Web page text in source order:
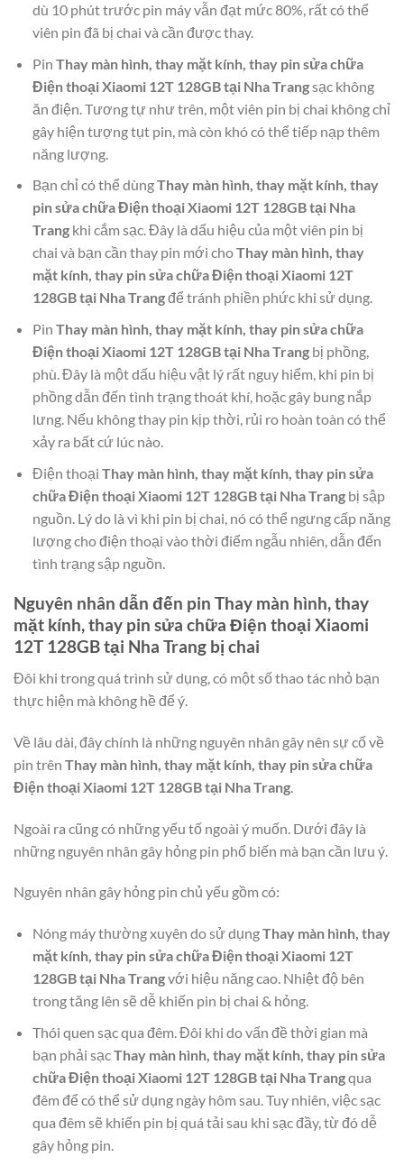
dù 10 phút trước pin máy vẫn đạt mức 80%, rất có thể
viên pin đã bị chai và cần được thay.
Pin Thay màn hình, thay mặt kính, thay pin sửa chữa
Điện thoại Xiaomi 12T 128GB tại Nha Trangsạc không
ăn điện. Tương tự như trên, một viên pin bị chai không chỉ
gây hiện tượng tụt pin, mà còn khó có thể tiếp nạp thêm
năng lượng.
Bạn chỉ có thể dùngThay màn hình, thay mặt kính, thay
pin sửa chữa Điện thoại Xiaomi 12T 128GB tại Nha
Trangkhi cắm sạc. Đây là dấu hiệu của một viên pin bị
chai và bạn cần thay pin mới choThay màn hình, thay
mặt kính, thay pin sửa chữa Điện thoại Xiaomi 12T
128GB tại Nha Trangđể tránh phiền phức khi sử dụng.
Pin Thay màn hình, thay mặt kính, thay pin sửa chữa
Điện thoại Xiaomi 12T 128GB tại Nha Trangbị phồng,
phù. Đây là một dấu hiệu vật lý rất nguy hiểm, khi pin bị
phồng dẫn đến tình trạng thoát khí, hoặc gây bung nắp
lưng. Nếu không thay pin kịp thời, rủi ro hoàn toàn có thể
xảy ra bất cứ lúc nào.
Điện thoại Thay màn hình, thay mặt kính, thay pin sửa
chữa Điện thoại Xiaomi 12T 128GB tại Nha Trangbị sập
nguồn. Lý do là vì khi pin bị chai, nó có thể ngưng cấp năng
lượng cho điện thoại vào thời điểm ngẫu nhiên, dẫn đến
tình trạng sập nguồn.
Nguyên nhân dẫn đến pin Thay màn hình, thay
mặt kính, thay pin sửa chữa Điện thoại Xiaomi
12T 128GB tại Nha Trang bị chai
Đôi khi trong quá trình sử dụng, có một số thao tác nhỏ bạn
thực hiện mà không hề để ý.
Về lâu dài, đây chính là những nguyên nhân gây nên sự cố về
pin trên Thay màn hình, thay mặt kính, thay pin sửa chữa
Điện thoại Xiaomi 12T 128GB tại Nha Trang
Ngoài ra cũng có những yếu tố ngoài ý muốn. Dưới đây là
những nguyên nhân gây hỏng pin phổ biến mà bạn cần lưu ý.
Nguyên nhân gây hỏng pin chủ yếu gồm có:
Nóng máy thường xuyên do sử dụngThay màn hình, thay
mặt kính, thay pin sửa chữa Điện thoại Xiaomi 12T
128GB tại Nha Trangvới hiệu năng cao. Nhiệt độ bên
trong tăng lên sẽ dễ khiến pin bị chai & hỏng.
Thói quen sạc qua đêm. Đôi khi do vấn đề thời gian mà
bạn phải sạcThay màn hình, thay mặt kính, thay pin sửa
chữa Điện thoại Xiaomi 12T 128GB tại Nha Trangqua
đêm để có thể sử dụng ngày hôm sau. Tuy nhiên, việc sạc
qua đêm sẽ khiến pin bị quá tải sau khi sạc đầy, từ đó dễ
gây hỏng pin.